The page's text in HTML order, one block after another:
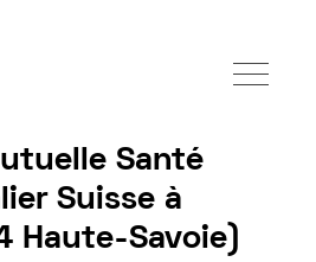
Santé
Suisse à
Haute-Savoie)
2025